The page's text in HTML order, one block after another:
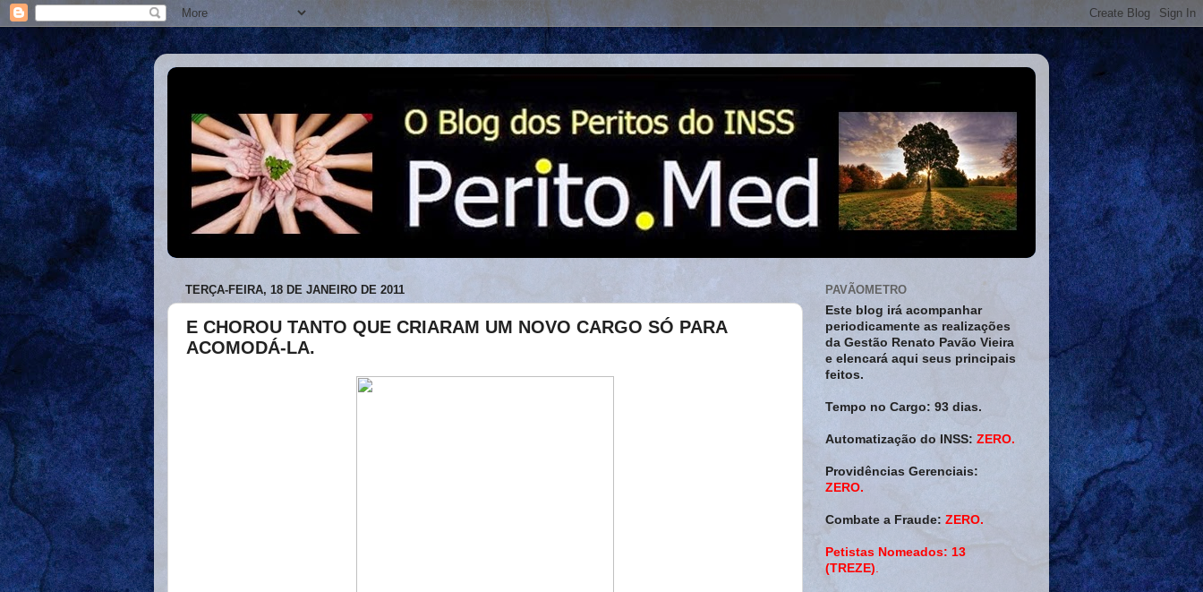
TERÇA-FEIRA, 18 DE JANEIRO DE 2011
E CHOROU TANTO QUE CRIARAM UM NOVO CARGO SÓ PARA
ACOMODÁ-LA.
PAVÃOMETRO
Este blog irá acompanhar
periodicamente as realizações
da Gestão Renato Pavão Vieira
e elencará aqui seus principais
feitos.
Tempo no Cargo: 93 dias.
Automatização do INSS: ZERO.
Providências Gerenciais:
ZERO.
Combate a Fraude: ZERO.
Petistas Nomeados: 13
(TREZE)